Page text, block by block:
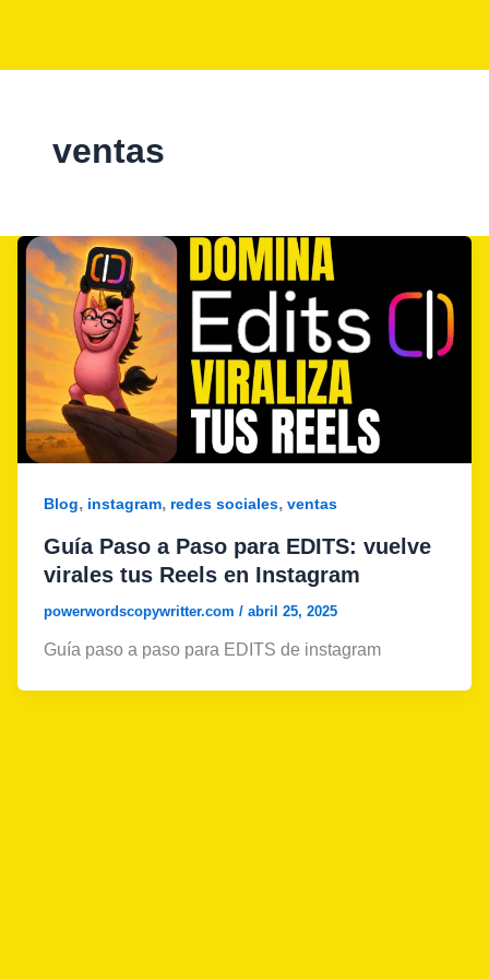
ventas
Blog, instagram, redes sociales, ventas
Guía Paso a Paso para EDITS: vuelve
virales tus Reels en Instagram
powerwordscopywritter.com / abril 25, 2025
Guía paso a paso para EDITS de instagram